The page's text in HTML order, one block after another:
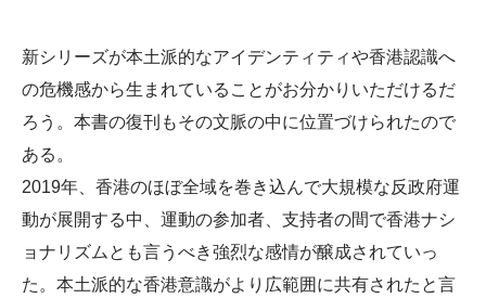
新シリーズが本土派的なアイデンティティや香港認識へ
の危機感から生まれていることがお分かりいただけるだ
ろう。本書の復刊もその文脈の中に位置づけられたので
ある。
2019年、香港のほぼ全域を巻き込んで大規模な反政府運
動が展開する中、運動の参加者、支持者の間で香港ナシ
ョナリズムとも言うべき強烈な感情が醸成されていっ
た。本土派的な香港意識がより広範囲に共有されたと言